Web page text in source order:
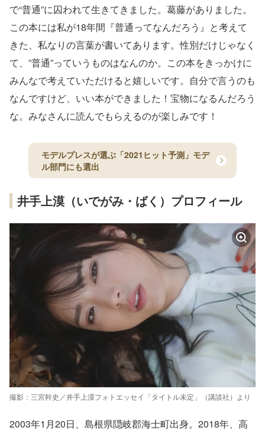
で“普通”に囚われて生きてきました。葛藤がありました。
この本には私が18年間『普通ってなんだろう』と考えて
きた、私なりの言葉が書いてあります。性別だけじゃなく
て、”普通”っていうものはなんのか。この本をきっかけに
みんなで考えていただけると嬉しいです。自分で言うのも
なんですけど、いい本ができました！宝物になるんだろう
な。みなさんに読んでもらえるのが楽しみです！
モデルプレスが選ぶ「2021ヒット予測」モデ
ル部門にも選出
井手上漠（いでがみ・ばく）プロフィール
撮影：三宮幹史／井手上漠フォトエッセイ「タイトル未定」（講談社）より
2003年1月20日、島根県隠岐郡海士町出身。2018年、高